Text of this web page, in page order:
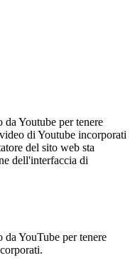
da Youtube per tenere
di Youtube incorporati
del sito web sta
dell'interfaccia di
da YouTube per tenere